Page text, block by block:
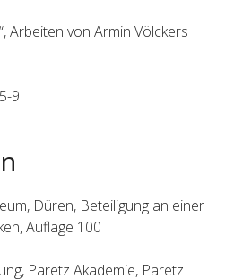
Arbeiten von Armin Völckers
9
Düren, Beteiligung an einer
Auflage 100
Paretz Akademie, Paretz